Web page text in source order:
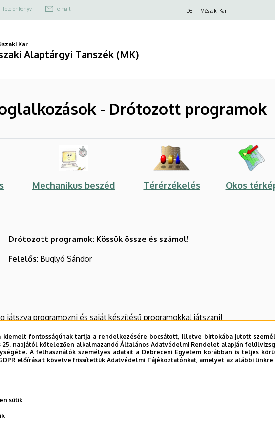
Telefonkönyv e-mail DE Műszaki Kar
Kar
Alaptárgyi Tanszék (MK)
- Drótozott programok
Mechanikus beszéd Térérzékelés Okos
Drótozott programok: Kössük össze és számol!
Felelős: Buglyó Sándor
játszva programozni és saját készítésű programokkal játszani!
programozási nyelv, melyet könnyen, gyorsan, játszva elsajátíthatsz.
világodat!
olyan játék programokkal, amiket Te találtál ki!
vállalatoknál is elhelyezkedhetsz később az egész világon.
kiemelt fontosságúnak tartja a rendelkezésére bocsátott, illetve birtokába jutott
25. napjától kötelezően alkalmazandó Általános Adatvédelmi Rendelet alapján
A felhasználók személyes adatait a Debreceni Egyetem korábban is teljes
előírásait követve frissítettük Adatvédelmi Tájékoztatónkat, amelyet az alábbi
sütik